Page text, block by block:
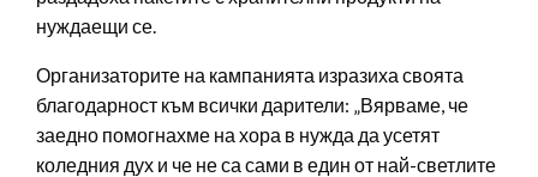
нуждаещи се.
Организаторите на кампанията изразиха своята
благодарност към всички дарители: „Вярваме, че
заедно помогнахме на хора в нужда да усетят
коледния дух и че не са сами в един от най-светлите